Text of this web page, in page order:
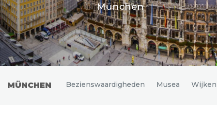
Azië
Andere wereldsteden
Uitgelichte bestemmingen
Alle steden
München
MÜNCHEN Bezienswaardigheden Musea Wijken